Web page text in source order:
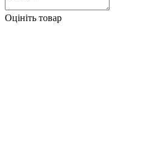
Оцініть товар